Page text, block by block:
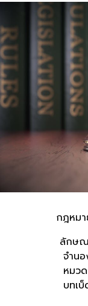
กฎหมายแพ่
ลักษณะ
จำนอ
หมวด
บทเบ็ดเส